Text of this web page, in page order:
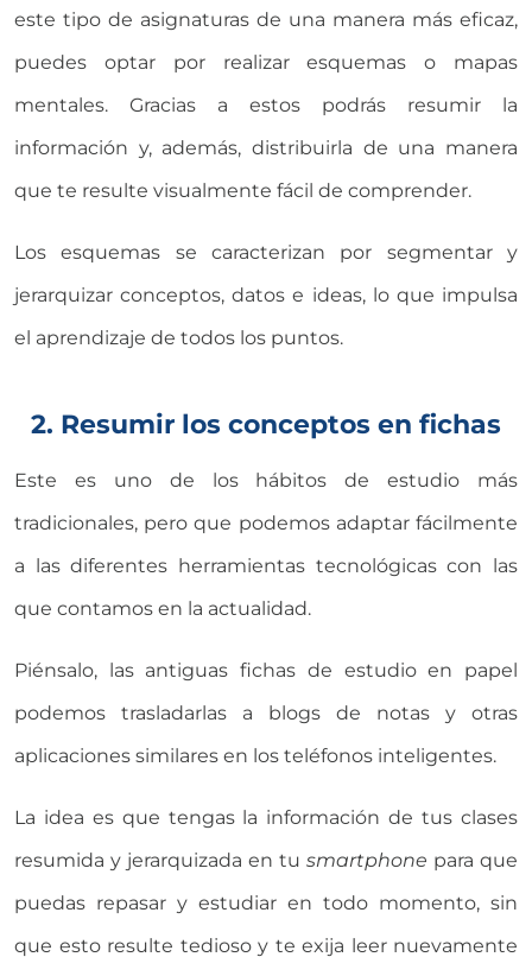
este tipo de asignaturas de una manera más eficaz,
puedes optar por realizar esquemas o mapas
mentales. Gracias a estos podrás resumir la
información y, además, distribuirla de una manera
que te resulte visualmente fácil de comprender.
Los esquemas se caracterizan por segmentar y
jerarquizar conceptos, datos e ideas, lo que impulsa
el aprendizaje de todos los puntos.
2. Resumir los conceptos en fichas
Este es uno de los hábitos de estudio más
tradicionales, pero que podemos adaptar fácilmente
a las diferentes herramientas tecnológicas con las
que contamos en la actualidad.
Piénsalo, las antiguas fichas de estudio en papel
podemos trasladarlas a blogs de notas y otras
aplicaciones similares en los teléfonos inteligentes.
La idea es que tengas la información de tus clases
resumida y jerarquizada en tu smartphone para que
puedas repasar y estudiar en todo momento, sin
que esto resulte tedioso y te exija leer nuevamente